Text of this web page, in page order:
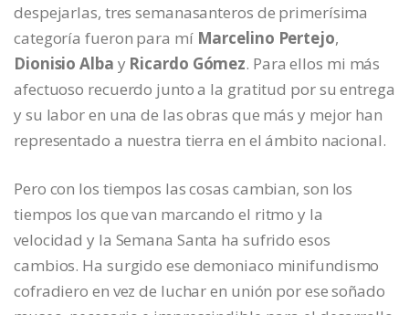
despejarlas, tres semanasanteros de primerísima
categoría fueron para mí Marcelino Pertejo,
Dionisio Alba y Ricardo Gómez. Para ellos mi más
afectuoso recuerdo junto a la gratitud por su entrega
y su labor en una de las obras que más y mejor han
representado a nuestra tierra en el ámbito nacional.
Pero con los tiempos las cosas cambian, son los
tiempos los que van marcando el ritmo y la
velocidad y la Semana Santa ha sufrido esos
cambios. Ha surgido ese demoniaco minifundismo
cofradiero en vez de luchar en unión por ese soñado